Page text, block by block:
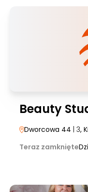
Beauty
Dworcowa 44 | 3,
Teraz zamknięte